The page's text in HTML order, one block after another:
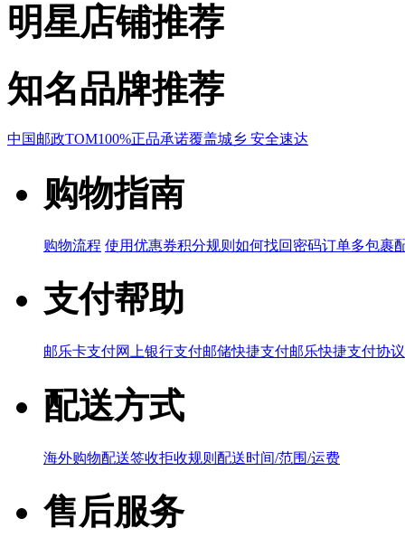
明星店铺推荐
知名品牌推荐
中国邮政TOM100%正品承诺覆盖城乡 安全速达
购物指南
购物流程 使用优惠券积分规则 如何找回密码订单多包裹
支付帮助
邮乐卡支付网上银行支付邮储快捷支付邮乐快捷支付协议
配送方式
海外购物配送签收拒收规则 配送时间/范围/运费
售后服务